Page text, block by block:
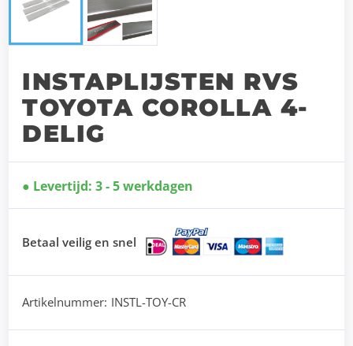
INSTAPLIJSTEN RVS
TOYOTA COROLLA 4-
DELIG
Levertijd: 3 - 5 werkdagen
Betaal veilig en snel
Artikelnummer: INSTL-TOY-CR